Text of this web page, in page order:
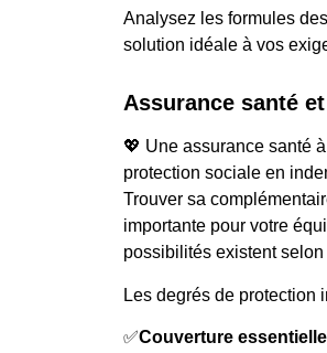
Analysez les formules
solution idéale à vos
Assurance santé
💖 Une assurance santé
protection sociale en
Trouver sa
importante pour votre
possibilités existent
Les degrés de protection
✅Couverture essentielle